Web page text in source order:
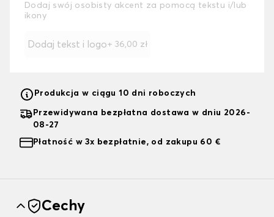
Dodaj swój osobisty akcent za pomocą tekstu i/lub
ikony
Dodaj tekst i logo+ 36,00 zł
Produkcja w ciągu 10 dni roboczych
Przewidywana bezpłatna dostawa w dniu 2026-
08-27
Płatność w 3x bezpłatnie, od zakupu 60 €
Cechy